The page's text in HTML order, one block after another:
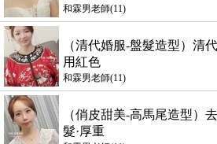
和霖男老師(11)
（清代婚服-盤髮造型）清
用紅色
和霖男老師(11)
（俏皮甜美-高馬尾造型）
髮·厚重